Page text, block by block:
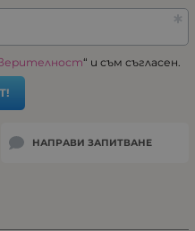
“ и съм съгласен.
НАПРАВИ ЗАПИТВАНЕ